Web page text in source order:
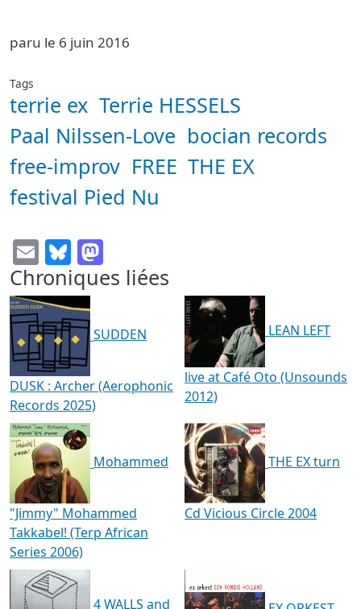
paru le 6 juin 2016
Tags
terrie ex Terrie HESSELS
Paal Nilssen-Love bocian records
free-improv FREE THE EX
festival Pied Nu
EmailBluesky
Chroniques liées
SUDDEN
DUSK : Archer (Aerophonic
Records 2025)
LEAN LEFT
live at Café Oto (Unsounds
2012)
Mohammed
"Jimmy" Mohammed
Takkabel! (Terp African
Series 2006)
THE EX turn
Cd Vicious Circle 2004
4 WALLS and